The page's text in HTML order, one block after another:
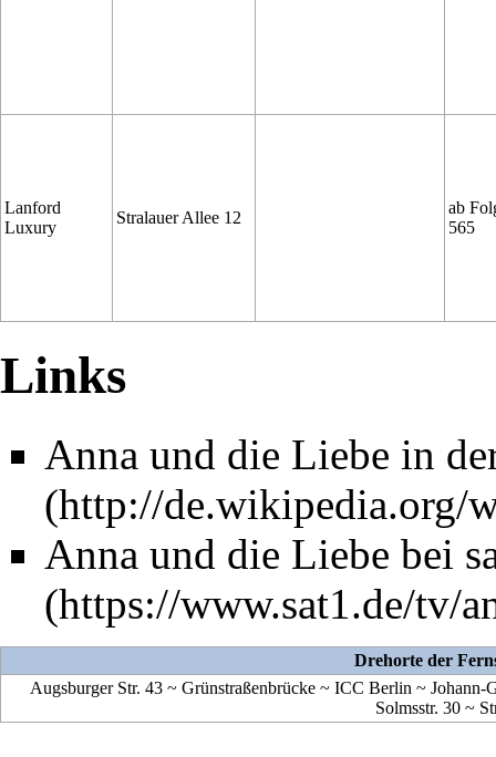
Lanford
Luxury
Stralauer Allee 12
ab
565
Links
Anna und die Liebe in
Anna und die Liebe bei
Drehorte der
Augsburger Str. 43~ Grünstraßenbrücke~ ICC Berlin ~ Johann-
Solmsstr. 30~